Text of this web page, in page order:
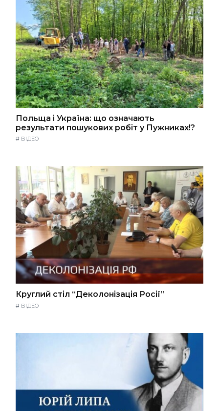
Польща і Україна: що означають
результати пошукових робіт у Пужниках!?
# ВІДЕО
Круглий стіл “Деколонізація Росії”
# ВІДЕО